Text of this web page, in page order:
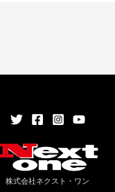
株式会社ネクスト・ワン